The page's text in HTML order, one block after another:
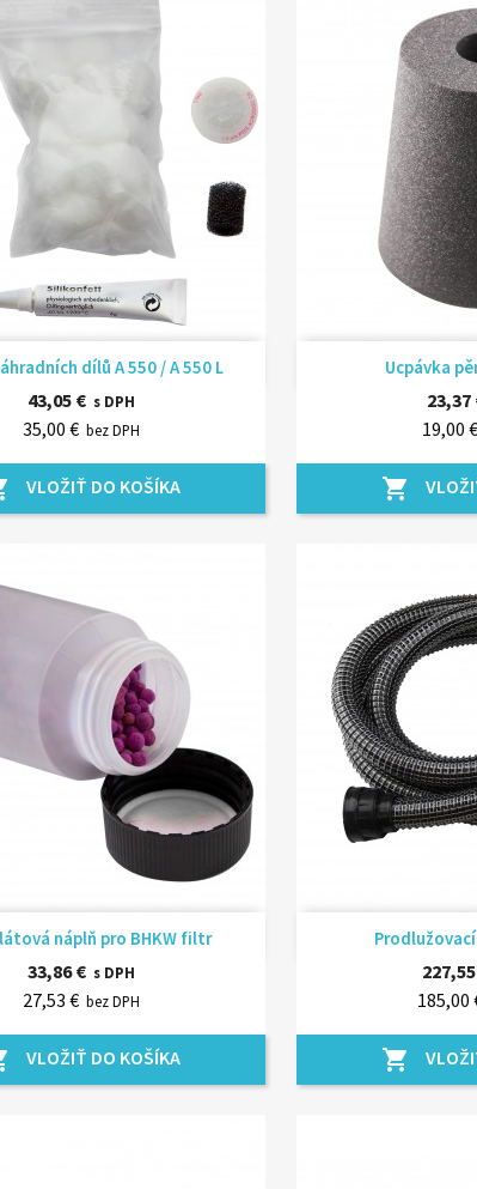
dílů A 550 / A 550 L
43,05 € s DPH
35,00 € bez DPH
VLOŽIŤ DO KOŠÍKA
Rýchly náhľad Ucpávka
23,37
19,00 €
shopping_cart

náplň pro BHKW filtr
33,86 € s DPH
27,53 € bez DPH
VLOŽIŤ DO KOŠÍKA
Rýchly náhľad
185,00
shopping_cart
